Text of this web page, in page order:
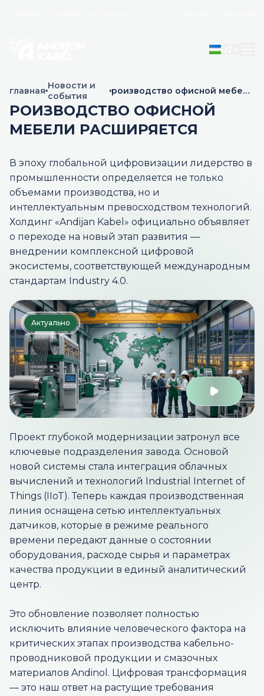
главная Новости и
события
роизводство офисной мебели
РОИЗВОДСТВО ОФИСНОЙ
МЕБЕЛИ РАСШИРЯЕТСЯ
В эпоху глобальной цифровизации лидерство в
промышленности определяется не только
объемами производства, но и
интеллектуальным превосходством технологий.
Холдинг «Andijan Kabel» официально объявляет
о переходе на новый этап развития —
внедрении комплексной цифровой
экосистемы, соответствующей международным
стандартам Industry 4.0.
Актуально
Проект глубокой модернизации затронул все
ключевые подразделения завода. Основой
новой системы стала интеграция облачных
вычислений и технологий Industrial Internet of
Things (IIoT). Теперь каждая производственная
линия оснащена сетью интеллектуальных
датчиков, которые в режиме реального
времени передают данные о состоянии
оборудования, расходе сырья и параметрах
качества продукции в единый аналитический
центр.
Это обновление позволяет полностью
исключить влияние человеческого фактора на
критических этапах производства кабельно-
проводниковой продукции и смазочных
материалов Andinol. Цифровая трансформация
— это наш ответ на растущие требования